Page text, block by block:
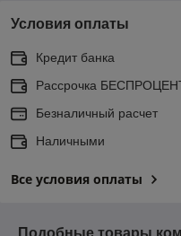
Условия оплаты
Кредит банка
Рассрочка
Безналичный расчет
Наличными
Все условия оплаты
Подобные товары